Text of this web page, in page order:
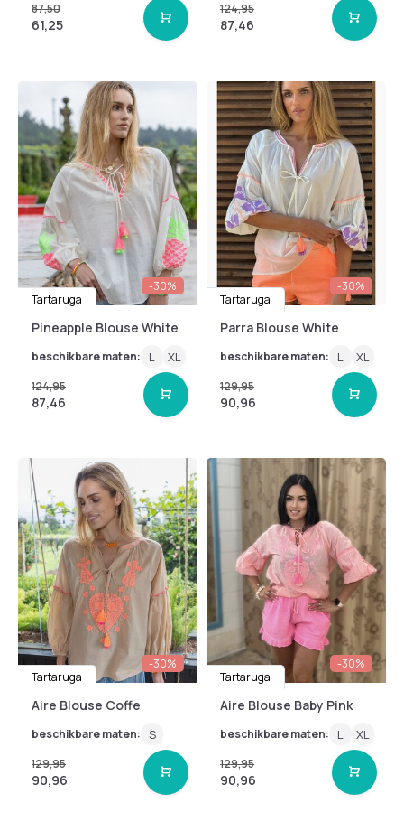
87,50
61,25
124,95
87,46
-30%
Tartaruga
Pineapple Blouse White
beschikbare maten: L XL
124,95
87,46
-30%
Tartaruga
Parra Blouse White
beschikbare maten: L XL
129,95
90,96
-30%
Tartaruga
Aire Blouse Coffe
beschikbare maten: S
129,95
90,96
-30%
Tartaruga
Aire Blouse Baby Pink
beschikbare maten: L XL
129,95
90,96